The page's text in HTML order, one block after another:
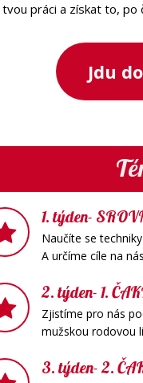
práci a získat to, po
Jdu
1. týden-
Naučíte se
A určíme cíle na
2. týden- 1.
Zjistíme pro nás
mužskou rodovou
3. týden- 2.